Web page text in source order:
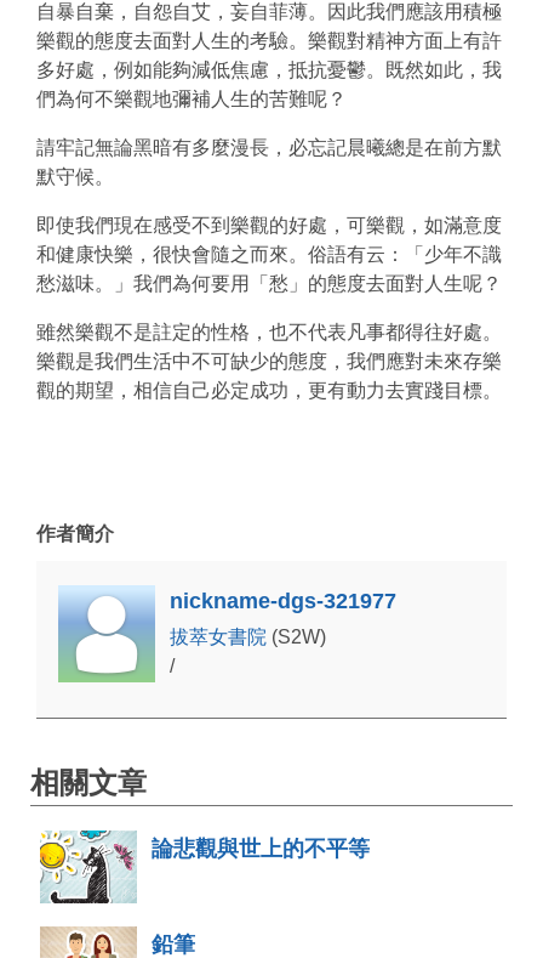
自暴自棄，自怨自艾，妄自菲薄。因此我們應該用積極
樂觀的態度去面對人生的考驗。樂觀對精神方面上有許
多好處，例如能夠減低焦慮，抵抗憂鬱。既然如此，我
們為何不樂觀地彌補人生的苦難呢？
請牢記無論黑暗有多麼漫長，必忘記晨曦總是在前方默
默守候。
即使我們現在感受不到樂觀的好處，可樂觀，如滿意度
和健康快樂，很快會隨之而來。俗語有云：「少年不識
愁滋味。」我們為何要用「愁」的態度去面對人生呢？
雖然樂觀不是註定的性格，也不代表凡事都得往好處。
樂觀是我們生活中不可缺少的態度，我們應對未來存樂
觀的期望，相信自己必定成功，更有動力去實踐目標。
作者簡介
nickname-dgs-321977
拔萃女書院 (S2W)
/
相關文章
論悲觀與世上的不平等
鉛筆